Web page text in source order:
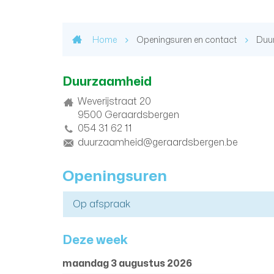
Home Openingsuren en contact
Contact
Duurzaamheid
AdresWeverijstraat 20
9500 Geraardsbergen
tel. 054 31 62 11
E- duurzaamheid@geraardsbergen.be
Openingsuren
Op afspraak
Deze week
maandag 3 augustus 2026